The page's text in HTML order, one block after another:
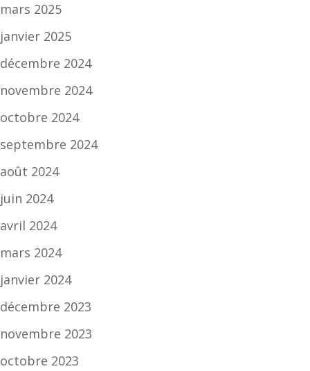
mars 2025
janvier 2025
décembre 2024
novembre 2024
octobre 2024
septembre 2024
août 2024
juin 2024
avril 2024
mars 2024
janvier 2024
décembre 2023
novembre 2023
octobre 2023